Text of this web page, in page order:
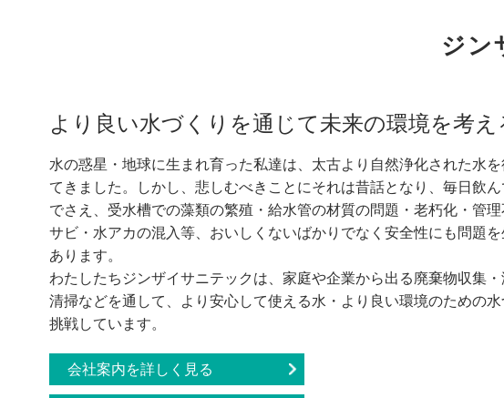
ジン
より良い水づくりを通じて未来の環境を考え
水の惑星・地球に生まれ育った私達は、太古より自然浄化された水
てきました。しかし、悲しむべきことにそれは昔話となり、毎日飲
でさえ、受水槽での藻類の繁殖・給水管の材質の問題・老朽化・管
サビ・水アカの混入等、おいしくないばかりでなく安全性にも問題
あります。
わたしたちジンザイサニテックは、家庭や企業から出る廃棄物収集
清掃などを通して、より安心して使える水・より良い環境のための水
挑戦しています。
会社案内を詳しく見る